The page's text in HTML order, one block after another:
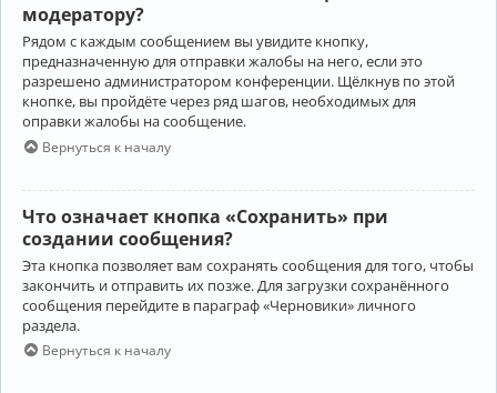
модератору?
Рядом с каждым сообщением вы увидите кнопку,
предназначенную для отправки жалобы на него, если это
разрешено администратором конференции. Щёлкнув по этой
кнопке, вы пройдёте через ряд шагов, необходимых для
оправки жалобы на сообщение.
Вернуться к началу
Что означает кнопка «Сохранить» при
создании сообщения?
Эта кнопка позволяет вам сохранять сообщения для того, чтобы
закончить и отправить их позже. Для загрузки сохранённого
сообщения перейдите в параграф «Черновики» личного
раздела.
Вернуться к началу